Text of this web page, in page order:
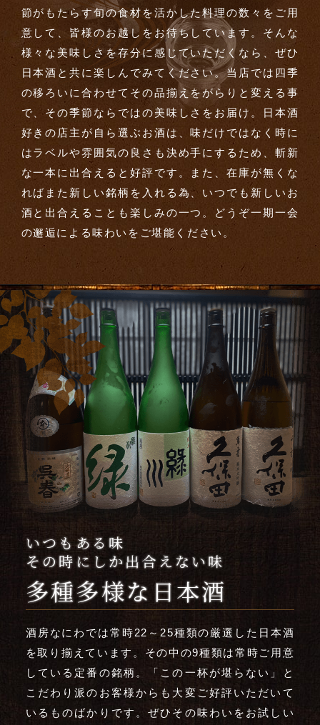
節がもたらす旬の食材を活かした料理の数々をご用
意して、皆様のお越しをお待ちしています。そんな
様々な美味しさを存分に感じていただくなら、ぜひ
日本酒と共に楽しんでみてください。当店では四季
の移ろいに合わせてその品揃えをがらりと変える事
で、その季節ならではの美味しさをお届け。日本酒
好きの店主が自ら選ぶお酒は、味だけではなく時に
はラベルや雰囲気の良さも決め手にするため、斬新
な一本に出合えると好評です。また、在庫が無くな
ればまた新しい銘柄を入れる為、いつでも新しいお
酒と出合えることも楽しみの一つ。どうぞ一期一会
の邂逅による味わいをご堪能ください。
いつもある味
その時にしか出合えない味
多種多様な 日本酒
酒房なにわでは常時22～25種類の厳選した日本酒
を取り揃えています。その中の9種類は常時ご用意
している定番の銘柄。「この一杯が堪らない」と
こだわり派のお客様からも大変ご好評いただいて
いるものばかりです。ぜひその味わいをお試しい